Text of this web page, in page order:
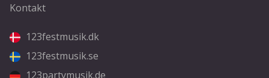
Kontakt
123festmusik.dk
123festmusik.se
123partymusik.de